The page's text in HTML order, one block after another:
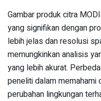
Gambar produk citra
yang signifikan dengan
lebih jelas dan resolusi
memungkinkan analisis
yang lebih akurat.
peneliti dalam memahami
perubahan lingkungan